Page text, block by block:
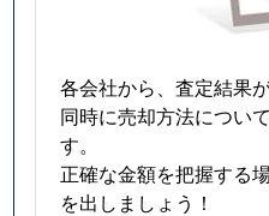
各会社から、査定結果が
同時に売却方法につい
す。
正確な金額を把握する
を出しましょう！